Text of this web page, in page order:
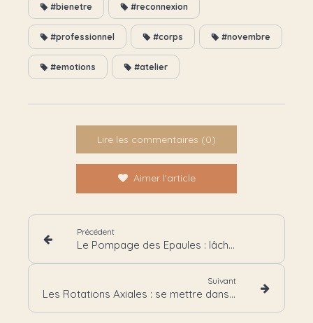
#bienetre #reconnexion
#professionnel #corps #novembre
#emotions #atelier
Lire les commentaires (0)
Aimer l'article
Précédent
Le Pompage des Epaules : lâcher ce qui pèse
Suivant
Les Rotations Axiales : se mettre dans sa bulle